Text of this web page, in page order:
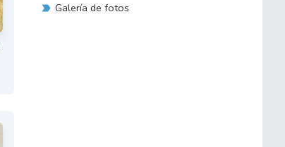
Galería de fotos